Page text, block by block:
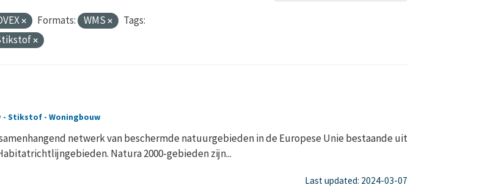
Formats: WMS
Tags:
Stikstof Woningbouw
netwerk van beschermde natuurgebieden in de Europese Unie bestaande uit
Natura 2000-gebieden zijn...
Last updated: 2024-03-07